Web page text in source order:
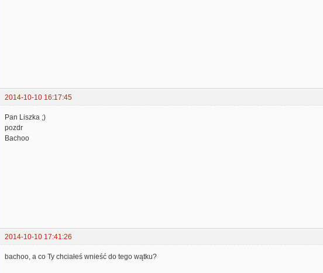
2014-10-10 16:17:45
Pan Liszka ;)
pozdr
Bachoo
2014-10-10 17:41:26
bachoo, a co Ty chciałeś wnieść do tego wątku?